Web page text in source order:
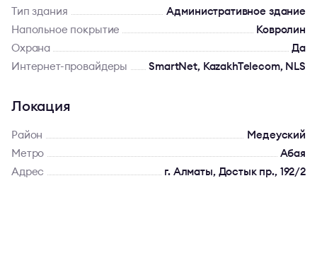
Тип здания
Административное здание
Напольное покрытие
Ковролин
Охрана
Да
Интернет-провайдеры
SmartNet, KazakhTelecom, NLS
Локация
Район
Медеуский
Метро
Абая
Адрес
г. Алматы, Достык пр., 192/2